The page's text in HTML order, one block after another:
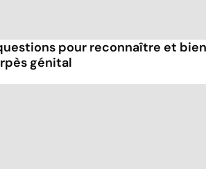
pour reconnaître et
génital